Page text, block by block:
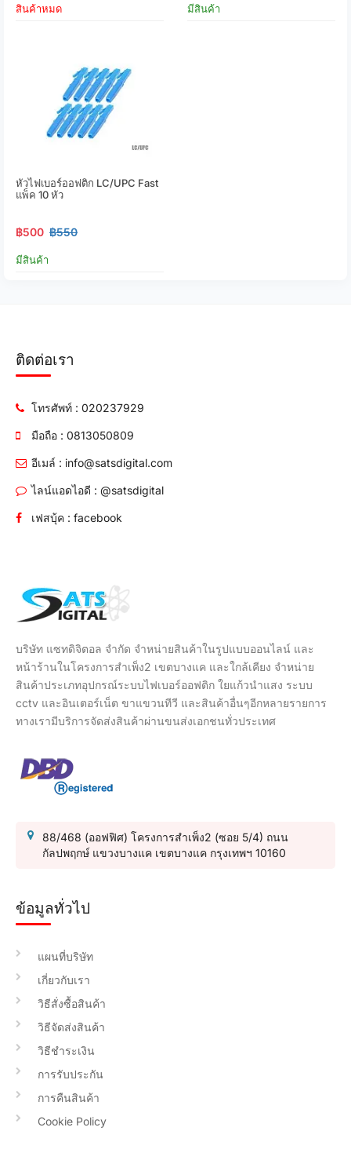
สินค้าหมด มีสินค้า
หัวไฟเบอร์ออฟติก LC/UPC Fast
แพ็ค 10 หัว
฿500 ฿550
มีสินค้า
ติดต่อเรา
โทรศัพท์ : 020237929
มือถือ : 0813050809
อีเมล์ : info@satsdigital.com
ไลน์แอดไอดี : @satsdigital
เฟสบุ้ค : facebook
บริษัท แซทดิจิตอล จำกัด จำหน่ายสินค้าในรูปแบบออนไลน์ และ
หน้าร้านในโครงการสำเพ็ง2 เขตบางแค และใกล้เคียง จำหน่าย
สินค้าประเภทอุปกรณ์ระบบไฟเบอร์ออฟติก ใยแก้วนำแสง ระบบ
cctv และอินเตอร์เน็ต ขาแขวนทีวี และสินค้าอื่นๆอีกหลายรายการ
ทางเรามีบริการจัดส่งสินค้าผ่านขนส่งเอกชนทั่วประเทศ
88/468 (ออฟฟิศ) โครงการสำเพ็ง2 (ซอย 5/4) ถนน
กัลปพฤกษ์ แขวงบางแค เขตบางแค กรุงเทพฯ 10160
ข้อมูลทั่วไป
แผนที่บริษัท
เกี่ยวกับเรา
วิธีสั่งซื้อสินค้า
วิธีจัดส่งสินค้า
วิธีชำระเงิน
การรับประกัน
การคืนสินค้า
Cookie Policy